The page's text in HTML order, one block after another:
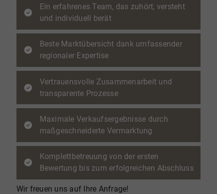
Ein erfahrenes Team, das zuhört, versteht
und individuell berät
Beste Marktübersicht dank umfassender
regionaler Expertise
Vertrauensvolle Zusammenarbeit und
transparente Prozesse
Maximale Verkaufsergebnisse durch
maßgeschneiderte Vermarktung
Komplettbetreuung von der ersten
Bewertung bis zum erfolgreichen Abschluss
Wir freuen uns auf Ihre Anfrage!